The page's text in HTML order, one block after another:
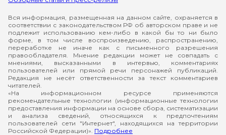
Вся информация, размещенная на данном сайте, охраняется в
соответствии с законодательством РФ об авторском праве и не
подлежит использованию кем-либо в какой бы то ни было
форме, в том числе воспроизведению, распространению,
переработке не иначе как с письменного разрешения
правообладателя. Мнение редакции может не совпадать с
мнениями, высказанными в интервью, комментариях
пользователей или прямой речи персонажей публикаций.
Редакция не несёт ответственности за текст комментариев
читателей.
«На информационном ресурсе применяются
рекомендательные технологии (информационные технологии
предоставления информации на основе сбора, систематизации
и анализа сведений, относящихся к предпочтениям
пользователей сети "Интернет", находящихся на территории
Российской Федерации)». Подробнее